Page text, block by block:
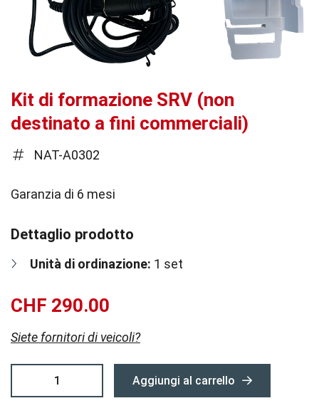
Kit di formazione SRV (non
destinato a fini commerciali)
NAT-A0302
Garanzia di 6 mesi
Dettaglio prodotto
Unità di ordinazione: 1 set
CHF 290.00
Siete fornitori di veicoli?
Kit di formazione SRV (non destinato a fini
Aggiungi al carrello